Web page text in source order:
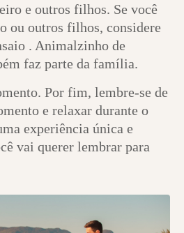
e outros filhos. Se você
ou outros filhos, considere
. Animalzinho de
faz parte da família.
Por fim, lembre-se de
e relaxar durante o
experiência única e
vai querer lembrar para